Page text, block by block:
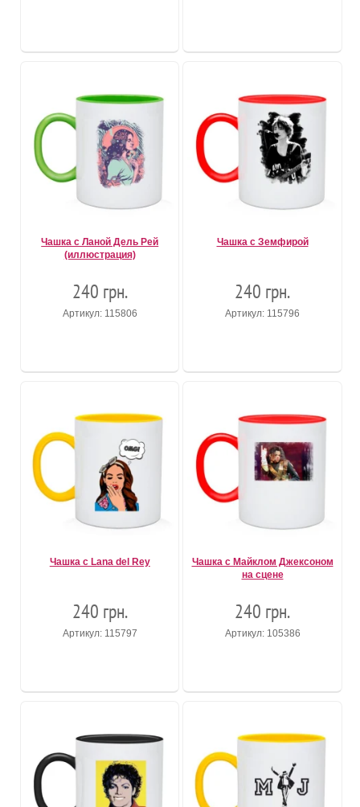
Чашка с Ланой Дель Рей
(иллюстрация)
240 грн.
Артикул: 115806
Чашка с Земфирой
240 грн.
Артикул: 115796
Чашка с Lana del Rey
240 грн.
Артикул: 115797
Чашка с Майклом Джексоном
на сцене
240 грн.
Артикул: 105386